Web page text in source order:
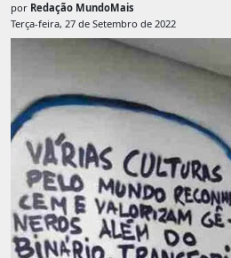
por Redação MundoMais
Terça-feira, 27 de Setembro de 2022